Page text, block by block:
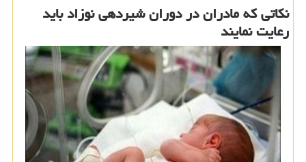
نکاتی که مادران در دوران شیردهی نوزاد باید
رعایت نمایند